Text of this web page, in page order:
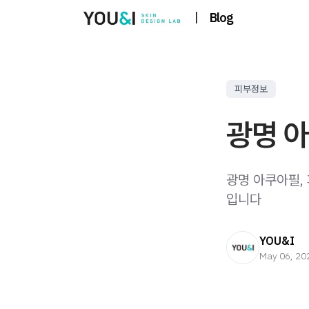
| Blog
피부정보
광명
광명 아쿠아필,
입니다
YOU&I
May 06,